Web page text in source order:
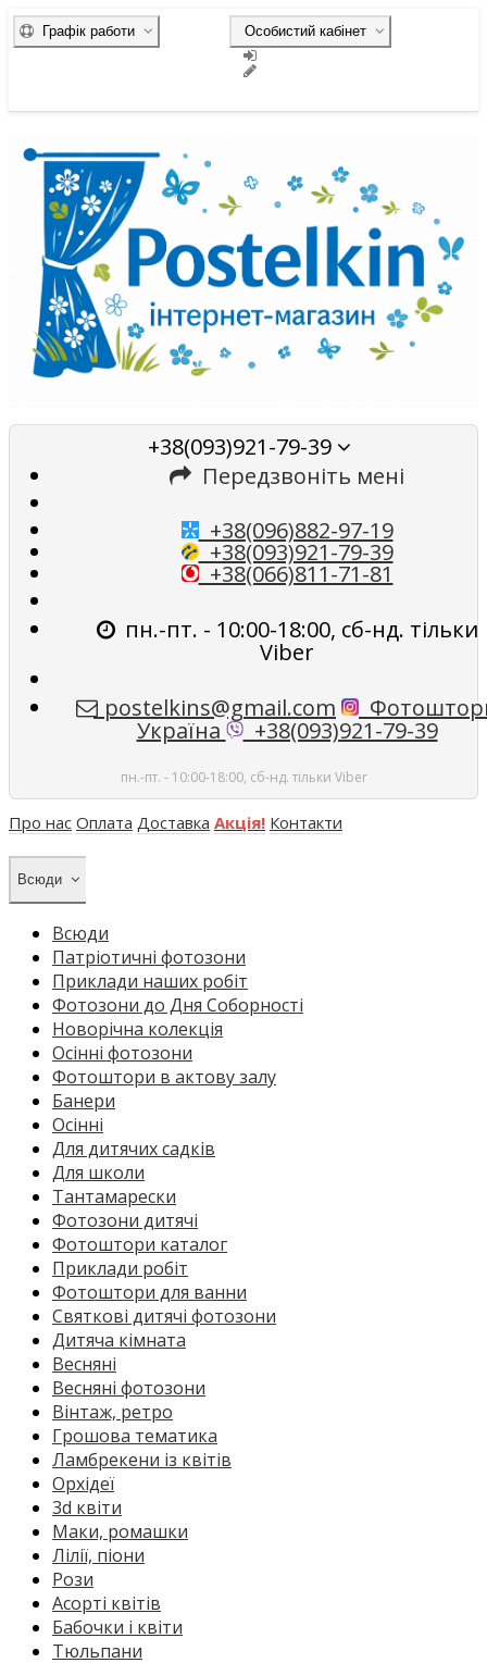
Особистий кабінет
Графік работи
+38(093)921-79-39
Передзвоніть мені
+38(096)882-97-19
+38(093)921-79-39
+38(066)811-71-81
пн.-пт. - 10:00-18:00, сб-нд. тільки
Viber
postelkins@gmail.com
Україна +38(093)921-79-39
пн.-пт. - 10:00-18:00, сб-нд. тільки Viber
Про нас Оплата Доставка Акція! Контакти
Всюди
Всюди
Патріотичні фотозони
Приклади наших робіт
Фотозони до Дня Соборності
Новорічна колекція
Осінні фотозони
Фотоштори в актову залу
Банери
Осінні
Для дитячих садків
Для школи
Тантамарески
Фотозони дитячі
Фотоштори каталог
Приклади робіт
Фотоштори для ванни
Святкові дитячі фотозони
Дитяча кімната
Весняні
Весняні фотозони
Вінтаж, ретро
Грошова тематика
Ламбрекени із квітів
Орхідеї
3d квіти
Маки, ромашки
Лілії, піони
Рози
Асорті квітів
Бабочки і квіти
Тюльпани